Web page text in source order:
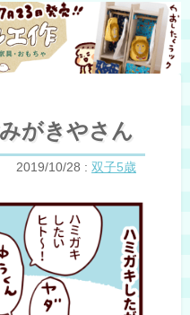
がきやさん
2019/10/28 : 双子5歳